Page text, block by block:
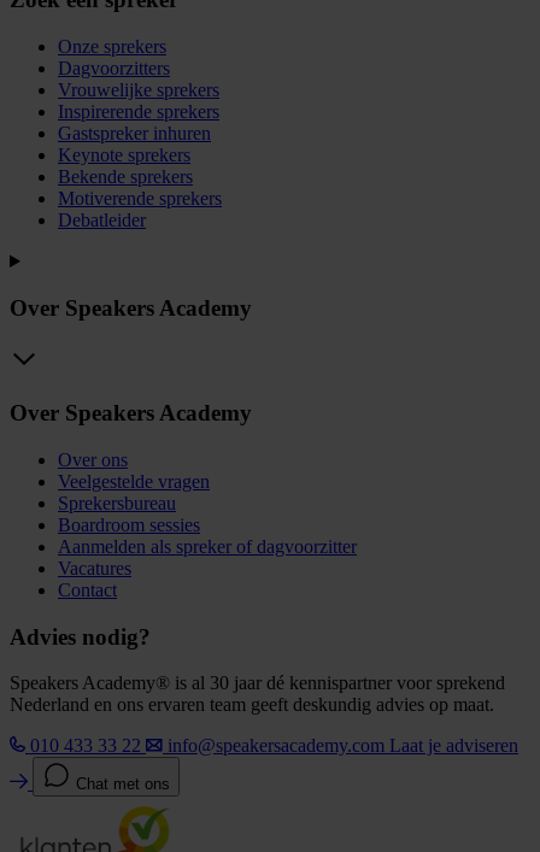
Onze sprekers
Dagvoorzitters
Vrouwelijke sprekers
Inspirerende sprekers
Gastspreker inhuren
Keynote sprekers
Bekende sprekers
Motiverende sprekers
Debatleider
Over Speakers Academy
Over Speakers Academy
Over ons
Veelgestelde vragen
Sprekersbureau
Boardroom sessies
Aanmelden als spreker of dagvoorzitter
Vacatures
Contact
Advies nodig?
Speakers Academy® is al 30 jaar dé kennispartner voor sprekend
Nederland en ons ervaren team geeft deskundig advies op maat.
010 433 33 22
info@speakersacademy.com Laat je adviseren
Chat met ons